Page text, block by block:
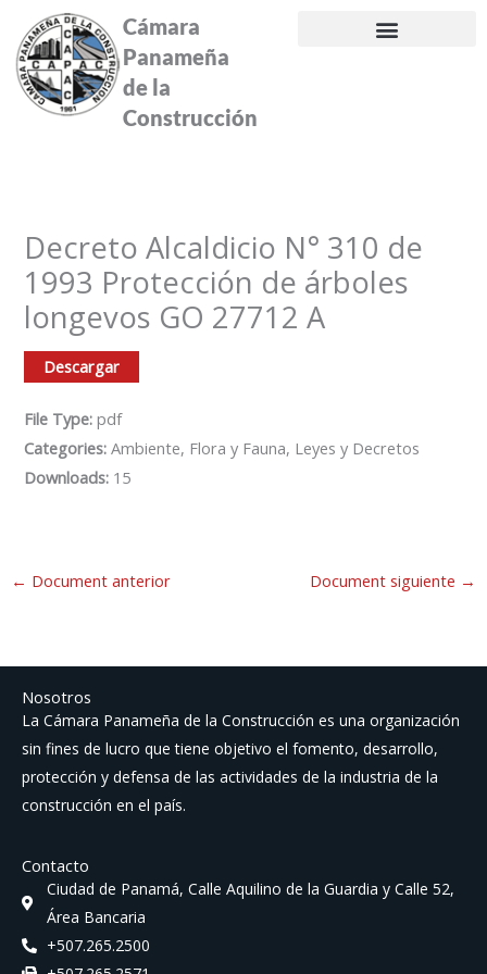
contenido
Cámara
Panameña
de la
Construcción
Decreto Alcaldicio N° 310 de
1993 Protección de árboles
longevos GO 27712 A
Descargar
File Type:pdf
Categories:Ambiente, Flora y Fauna, Leyes y Decretos
Downloads: 15
← Document anterior Document siguiente →
Nosotros
La Cámara Panameña de la Construcción es una organización
sin fines de lucro que tiene objetivo el fomento, desarrollo,
protección y defensa de las actividades de la industria de la
construcción en el país.
Contacto
Ciudad de Panamá, Calle Aquilino de la Guardia y Calle 52,
Área Bancaria
+507.265.2500